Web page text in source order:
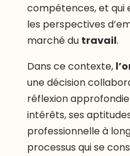
compétences, et qui
les perspectives
marché du travail.
Dans ce contexte,
une décision
réflexion approfondie
intérêts, ses
professionnelle à
processus qui se